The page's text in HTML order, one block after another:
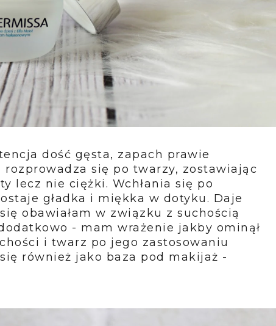
dość gęsta, zapach prawie
rozprowadza się po twarzy, zostawiając
lecz nie ciężki. Wchłania się po
gładka i miękka w dotyku. Daje
obawiałam w związku z suchością
- mam wrażenie jakby ominął
i twarz po jego zastosowaniu
również jako baza pod makijaż -